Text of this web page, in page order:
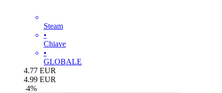
Steam
•
Chiave
•
GLOBALE
4.77 EUR
4.99 EUR
-4%